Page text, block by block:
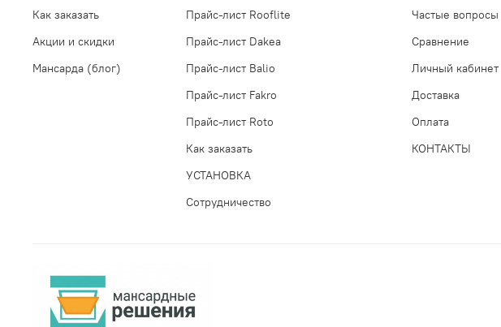
Как заказать
Акции и скидки
Мансарда (блог)
Прайс-лист Rooflite
Прайс-лист Dakea
Прайс-лист Balio
Прайс-лист Fakro
Прайс-лист Roto
Как заказать
УСТАНОВКА
Сотрудничество
Частые вопросы
Сравнение
Личный кабинет
Доставка
Оплата
КОНТАКТЫ